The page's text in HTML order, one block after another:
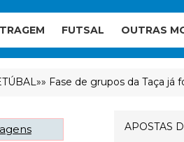
FUTSAL OUTRAS
Fase de grupos da Taça já foi
APOSTAS